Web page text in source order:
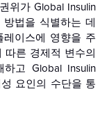
위가 Global Insulin
법을 식별하는 데
레이스에 영향을 주
른 경제적 변수의
고 Global Insulin
요인의 수단을 통